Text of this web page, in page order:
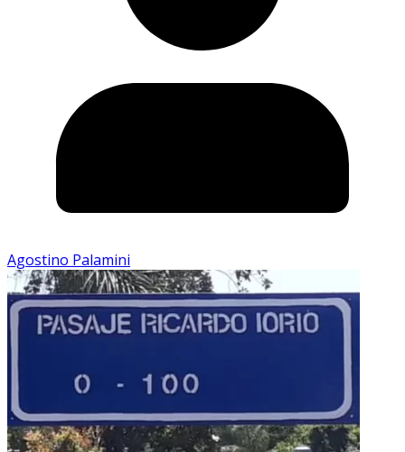
Agostino Palamini